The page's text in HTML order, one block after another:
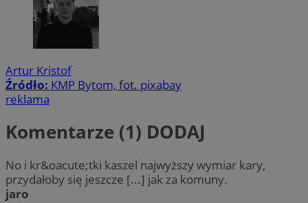
Artur Kristof
Źródło: KMP Bytom, fot. pixabay
reklama
Komentarze (1) DODAJ
No i kr&oacute;tki kaszel najwyższy wymiar kary,
przydałoby się jeszcze [...] jak za komuny.
jaro